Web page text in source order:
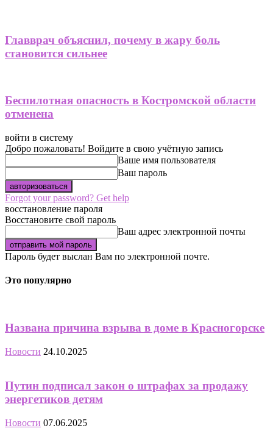
Главврач объяснил, почему в жару боль
становится сильнее
Беспилотная опасность в Костромской области
отменена
войти в систему
Добро пожаловать! Войдите в свою учётную запись
Ваше имя пользователя
Ваш пароль
Forgot your password? Get help
восстановление пароля
Восстановите свой пароль
Ваш адрес электронной почты
Пароль будет выслан Вам по электронной почте.
Это популярно
Названа причина взрыва в доме в Красногорске
Новости 24.10.2025
Путин подписал закон о штрафах за продажу
энергетиков детям
Новости 07.06.2025